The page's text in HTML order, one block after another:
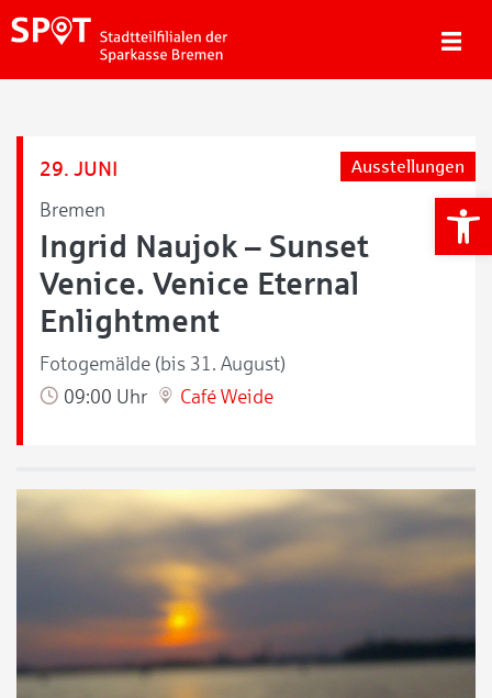
29. JUNI
Bremen
Ausstellungen
Ingrid Naujok – Sunset
Venice. Venice Eternal
Enlightment
Fotogemälde (bis 31. August)
09:00 Uhr
Café Weide